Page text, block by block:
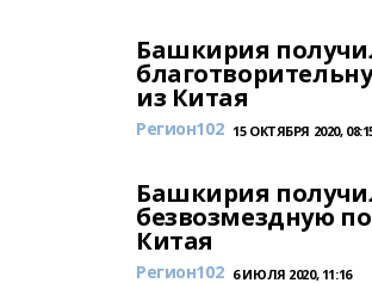
Башкирия
из Китая
Регион102 15 ОКТЯБРЯ 2020,
Башкирия
безвозмездную
Китая
Регион102 6 ИЮЛЯ 2020, 11:16